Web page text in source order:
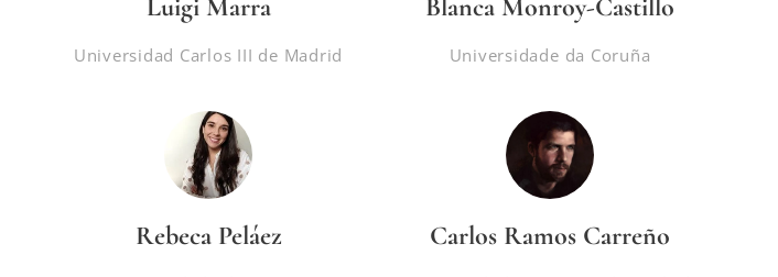
Luigi Marra
Universidad Carlos III de Madrid
Blanca Monroy-Castillo
Universidade da Coruña
Rebeca Peláez Carlos Ramos Carreño